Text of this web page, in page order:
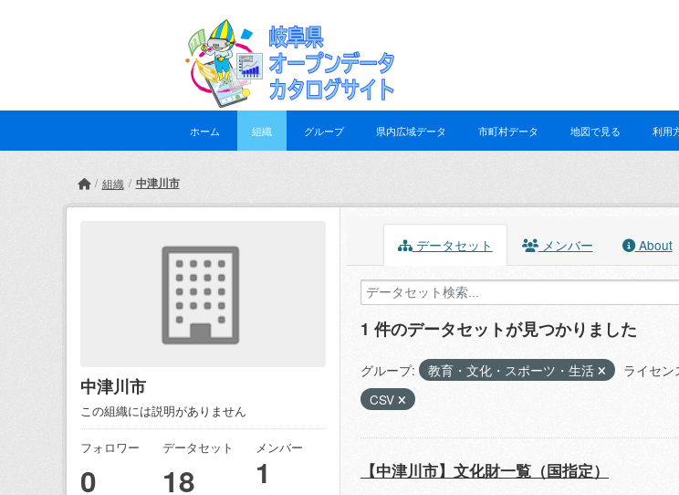
ホーム 組織 グループ 県内広域データ 市町村データ 地図で見る 利用
組織 中津川市
中津川市
この組織には説明がありません
フォロワー
0
データセット
18
メンバー
1
データセット メンバー About
1 件のデータセットが見つかりました
グループ: 教育・文化・スポーツ・生活 ライセン
CSV
【中津川市】文化財一覧（国指定）